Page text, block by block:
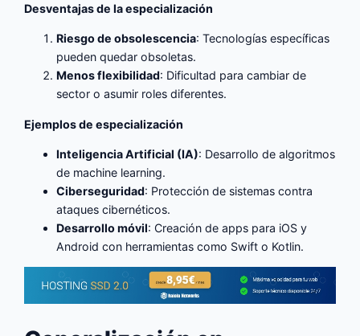
Desventajas de la especialización
Riesgo de obsolescencia: Tecnologías específicas
pueden quedar obsoletas.
Menos flexibilidad: Dificultad para cambiar de
sector o asumir roles diferentes.
Ejemplos de especialización
Inteligencia Artificial (IA): Desarrollo de algoritmos
de machine learning.
Ciberseguridad: Protección de sistemas contra
ataques cibernéticos.
Desarrollo móvil: Creación de apps para iOS y
Android con herramientas como Swift o Kotlin.